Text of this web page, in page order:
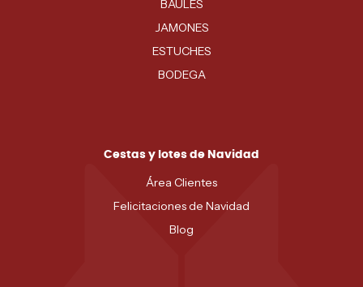
BAULES
JAMONES
ESTUCHES
BODEGA
Cestas y lotes de Navidad
Área Clientes
Felicitaciones de Navidad
Blog